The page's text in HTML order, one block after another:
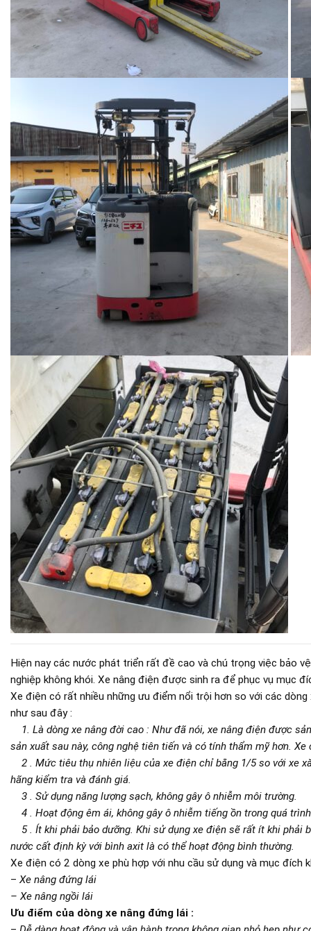
Hiện nay các nước phát triển rất đề cao và chú trọng việc bảo
nghiệp không khói. Xe nâng điện được sinh ra để phục vụ mục
Xe điện có rất nhiều những ưu điểm nổi trội hơn so với các
như sau đây :
1. Là dòng xe nâng đời cao : Như đã nói, xe nâng điện được
sản xuất sau này, công nghệ tiên tiến và có tính thẩm mỹ hơn.
2 . Mức tiêu thụ nhiên liệu của xe điện chỉ bằng 1/5 so với xe
hãng kiểm tra và đánh giá.
3 . Sử dụng năng lượng sạch, không gây ô nhiễm môi trường.
4 . Hoạt động êm ái, không gây ô nhiễm tiếng ồn trong quá
5 . Ít khi phải bảo dưỡng. Khi sử dụng xe điện sẽ rất ít khi phải
nước cất định kỳ với bình axit là có thể hoạt động bình thường.
Xe điện có 2 dòng xe phù hợp với nhu cầu sử dụng và mục đích
– Xe nâng đứng lái
– Xe nâng ngồi lái
Ưu điểm của dòng xe nâng đứng lái :